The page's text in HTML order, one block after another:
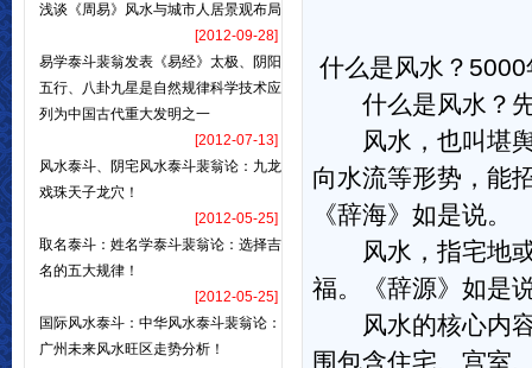
浅谈《周易》风水与城市人居景观布局
[2012-09-28]
易学泰斗裴翁发表《易经》太极、阴阳
五行、八卦九星是自然规律科学技术应
列为中国古代重大发明之一
[2012-07-13]
风水泰斗、阴宅风水泰斗裴翁论：九龙
戏珠天子龙穴！
[2012-05-25]
取名泰斗：姓名学泰斗裴翁论：选择吉
名的五大规律！
[2012-05-25]
国际风水泰斗：中华风水泰斗裴翁论：
广州未来风水旺区走势分析！
什么是风水？ 5000
什么是风水？先
风水，也叫堪舆
向水流等形势，能
《辞海》如是说。
风水，指宅地或
福。《辞源》如是
风水的核心内容
围包含住宅、宫室